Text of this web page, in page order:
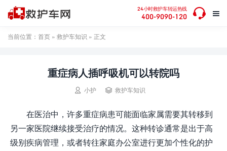

24小时救护车转运热线
400-9090-120 
当前位置： 首页 » 救护车知识 » 正文
重症病人插呼吸机可以转院吗
 小护  救护车知识
在医治中，许多重症病患可能面临家属需要其转移到
另一家医院继续接受治疗的情况。这种转诊通常是出于高
级别疾病管理，或者转往家庭办公室进行更加个性化的护